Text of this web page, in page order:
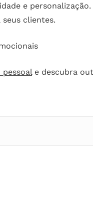
e
clientes.
e descubra